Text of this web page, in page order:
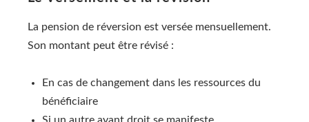
La pension de réversion est versée mensuellement.
Son montant peut être révisé :
En cas de changement dans les ressources du
bénéficiaire